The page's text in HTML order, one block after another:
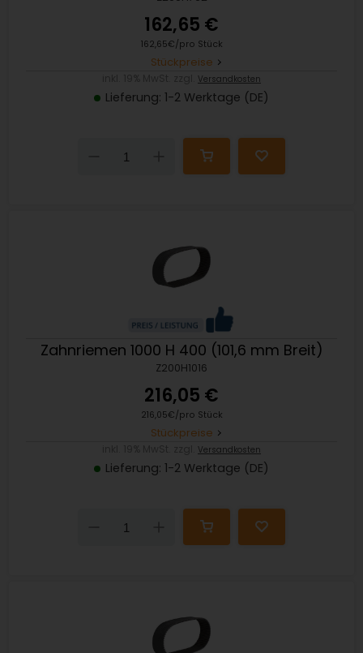
162,65 €
162,65€/pro Stück
Stückpreise
Versandkosten
Lieferung: 1-2 Werktage (DE)
Down
Zahnriemen 1000 H 400 (101,6 mm Breit)
Z200H1016
216,05 €
216,05€/pro Stück
Stückpreise
Versandkosten
Lieferung: 1-2 Werktage (DE)
Down